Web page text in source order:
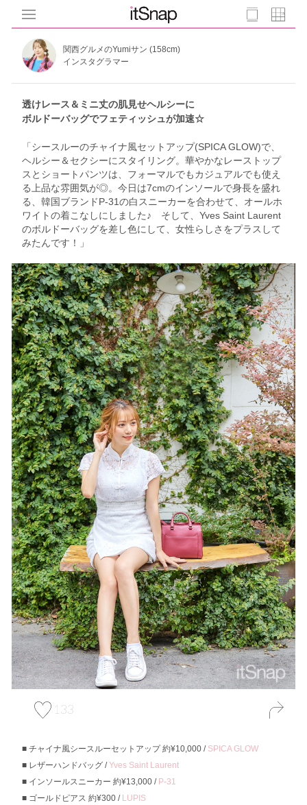
関西グルメのYumiサン (158cm)
インスタグラマー
透けレース＆ミニ丈の肌見せヘルシーに
ボルドーバッグでフェティッシュが加速☆
「シースルーのチャイナ風セットアップ(SPICA GLOW)で、
ヘルシー＆セクシーにスタイリング。華やかなレーストップ
スとショートパンツは、フォーマルでもカジュアルでも使え
る上品な雰囲気が◎。今日は7cmのインソールで身長を盛れ
る、韓国ブランドP-31の白スニーカーを合わせて、オールホ
ワイトの着こなしにしました♪ そして、Yves Saint Laurent
のボルドーバッグを差し色にして、女性らしさをプラスして
みたんです！」
133
チャイナ風シースルーセットアップ 約¥10,000 / SPICA GLOW
レザーハンドバッグ /Yves Saint Laurent
インソールスニーカー 約¥13,000 / P-31
ゴールドピアス 約¥300 / LUPIS